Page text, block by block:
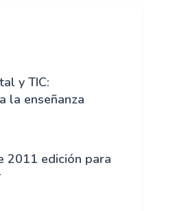
y TIC:
la enseñanza
2011 edición para